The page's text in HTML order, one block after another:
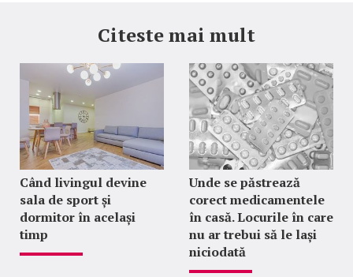
Citeste mai mult
Când livingul devine
sala de sport și
dormitor în același
timp
Unde se păstrează
corect medicamentele
în casă. Locurile în care
nu ar trebui să le lași
niciodată